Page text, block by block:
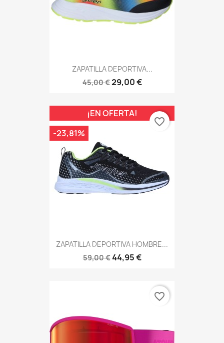
ZAPATILLA DEPORTIVA...
45,00 €29,00 €
ZAPATILLA DEPORTIVA HOMBRE...
59,00 €44,95 €
¡EN OFERTA!
-23,81%
favorite_border
favorite_border